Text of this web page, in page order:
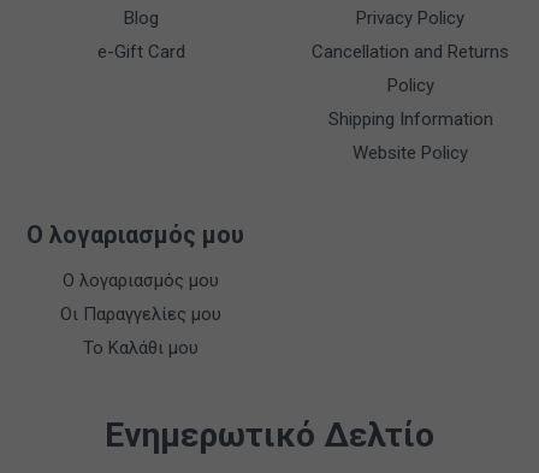
Blog
e-Gift Card
Privacy Policy
Cancellation and Returns
Policy
Shipping Information
Website Policy
Ο λογαριασμός μου
Ο λογαριασμός μου
Οι Παραγγελίες μου
Το Καλάθι μου
Ενημερωτικό Δελτίο